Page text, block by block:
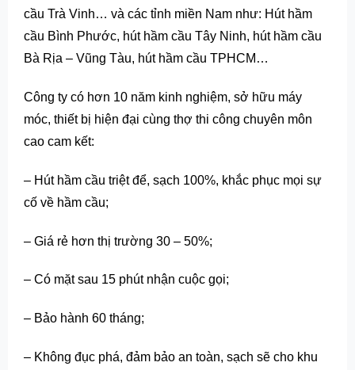
cầu Trà Vinh… và các tỉnh miền Nam như: Hút hầm
cầu Bình Phước, hút hầm cầu Tây Ninh, hút hầm cầu
Bà Rịa – Vũng Tàu, hút hầm cầu TPHCM …
Công ty có hơn 10 năm kinh nghiệm, sở hữu máy
móc, thiết bị hiện đại cùng thợ thi công chuyên môn
cao cam kết:
– Hút hầm cầu triệt để, sạch 100%, khắc phục mọi sự
cố về hầm cầu;
– Giá rẻ hơn thị trường 30 – 50%;
– Có mặt sau 15 phút nhận cuộc gọi;
– Bảo hành 60 tháng;
– Không đục phá, đảm bảo an toàn, sạch sẽ cho khu